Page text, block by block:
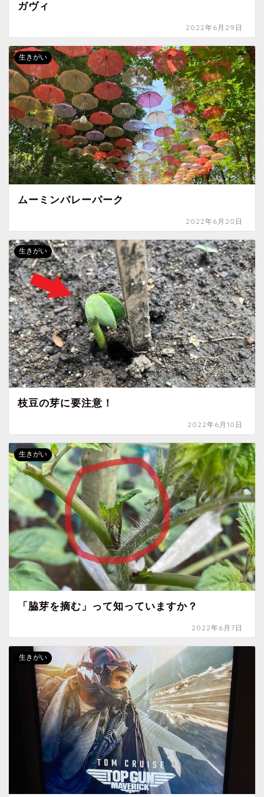
ガヴィ
2022年6月29日
生きがい
ムーミンバレーパーク
2022年6月20日
生きがい
枝豆の芽に要注意！
2022年6月10日
生きがい
「脇芽を摘む」って知っていますか？
2022年6月7日
生きがい